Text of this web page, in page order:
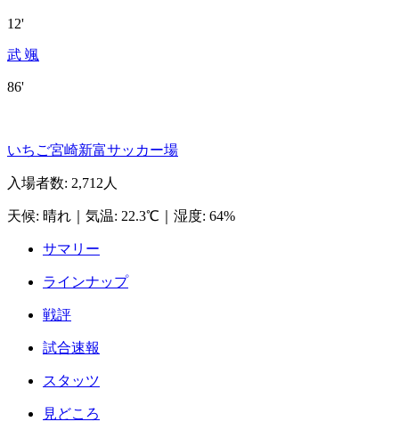
12'
武 颯
86'
いちご宮崎新富サッカー場
入場者数: 2,712人
天候: 晴れ 気温: 22.3℃ 湿度: 64%
サマリー
ラインナップ
戦評
試合速報
スタッツ
見どころ